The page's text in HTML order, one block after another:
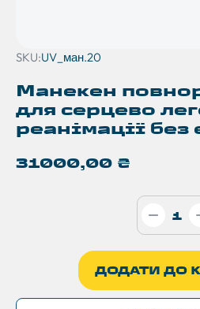
SKU:UV_ман.20
Манекен
для серцево
реанімації без
31000,00 ₴
ДОДАТИ ДО